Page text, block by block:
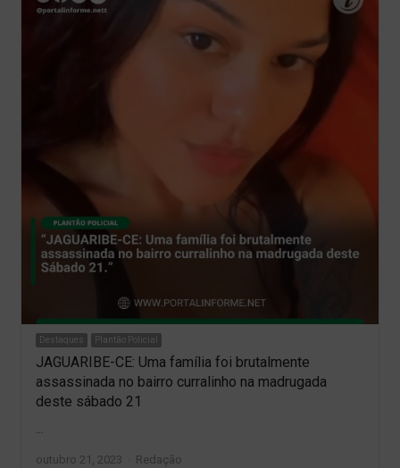
Destaques Plantão Policial
JAGUARIBE-CE: Uma família foi brutalmente
assassinada no bairro curralinho na madrugada
deste sábado 21
…
outubro 21, 2023 Author
Redação